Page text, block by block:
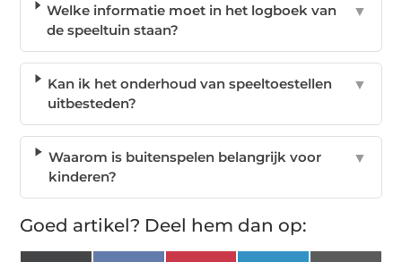
Welke informatie moet in het logboek van
de speeltuin staan?
▼
Kan ik het onderhoud van speeltoestellen
uitbesteden?
▼
Waarom is buitenspelen belangrijk voor
kinderen?
▼
Goed artikel? Deel hem dan op: